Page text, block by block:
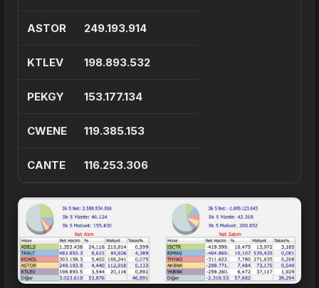
ASTOR 249.193.914
KTLEV 198.893.532
PEKGY 153.177.134
CWENE 119.385.153
CANTE 116.253.306